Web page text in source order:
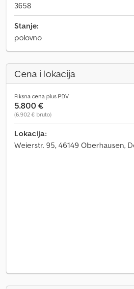
3658
Stanje:
polovno
Cena i lokacija
Fiksna cena plus PDV
5.800 €
(6.902 € bruto)
Lokacija:
Weierstr. 95, 46149 Oberhausen,